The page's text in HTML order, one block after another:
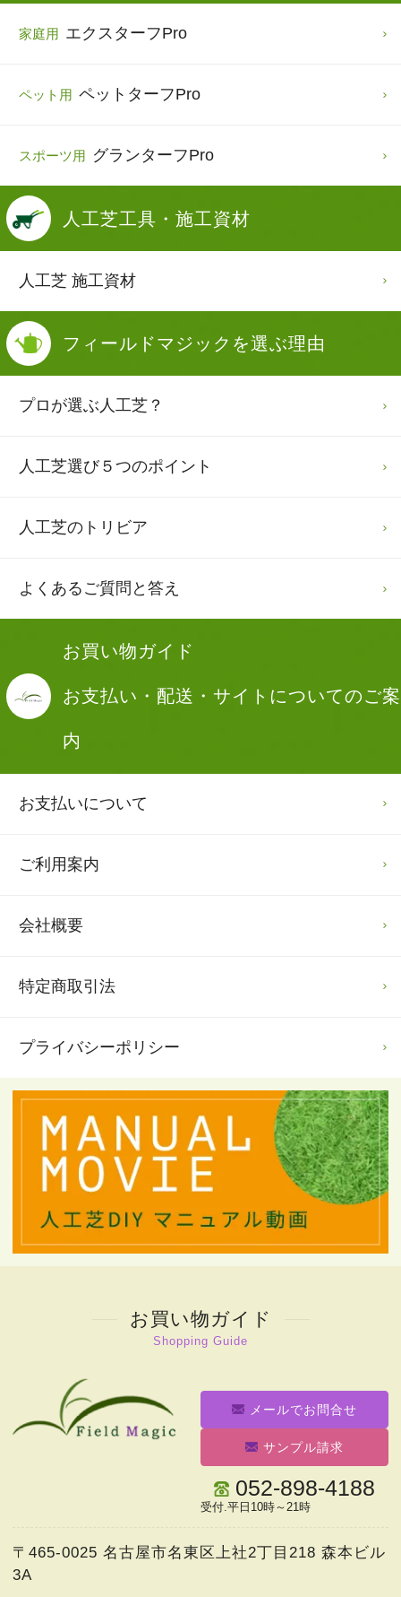
家庭用 エクスターフPro
ペット用 ペットターフPro
スポーツ用 グランターフPro
人工芝工具・施工資材
人工芝 施工資材
フィールドマジックを選ぶ理由
プロが選ぶ人工芝？
人工芝選び５つのポイント
人工芝のトリビア
よくあるご質問と答え
お買い物ガイド
お支払い・配送・サイトについてのご案
内
お支払いについて
ご利用案内
会社概要
特定商取引法
プライバシーポリシー
お買い物ガイド
Shopping Guide
メールでお問合せ
サンプル請求
052-898-4188
受付.平日10時～21時
〒465-0025 名古屋市名東区上社2丁目218 森本ビル
3A